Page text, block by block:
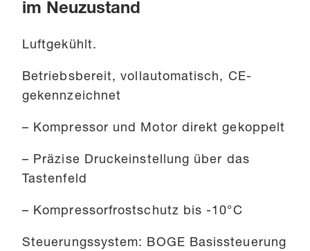
im Neuzustand
Luftgekühlt.
Betriebsbereit, vollautomatisch, CE-
gekennzeichnet
– Kompressor und Motor direkt gekoppelt
– Präzise Druckeinstellung über das
Tastenfeld
– Kompressorfrostschutz bis -10°C
Steuerungssystem: BOGE Basissteuerung